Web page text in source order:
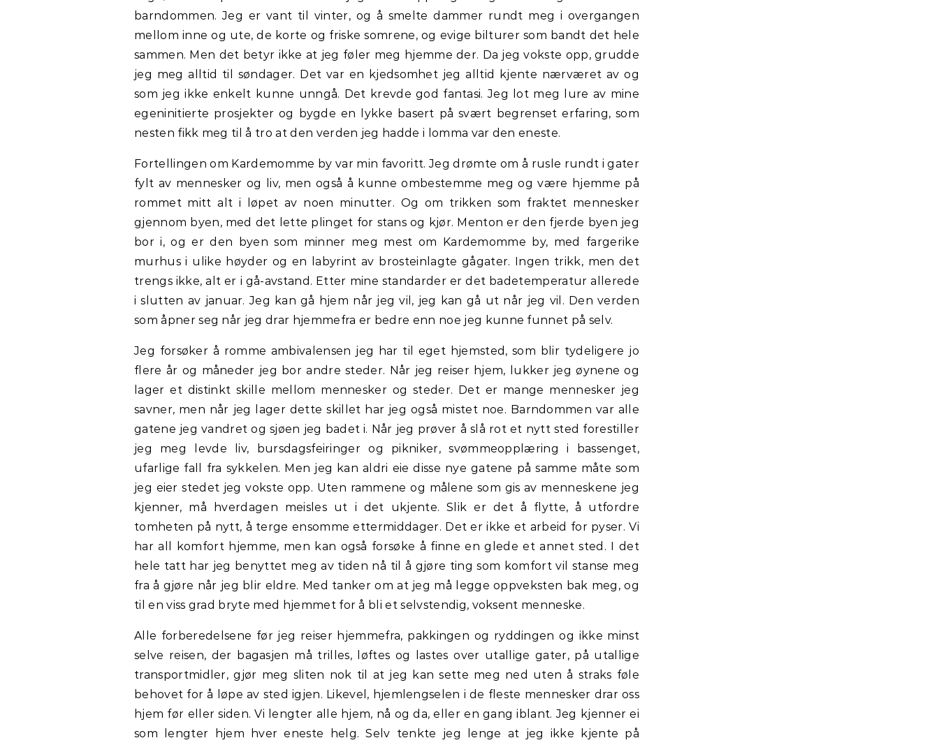
barndommen. Jeg er vant til vinter, og å smelte dammer rundt meg i overgangen
mellom inne og ute, de korte og friske somrene, og evige bilturer som bandt det hele
sammen. Men det betyr ikke at jeg føler meg hjemme der. Da jeg vokste opp, grudde
jeg meg alltid til søndager. Det var en kjedsomhet jeg alltid kjente nærværet av og
som jeg ikke enkelt kunne unngå. Det krevde god fantasi. Jeg lot meg lure av mine
egeninitierte prosjekter og bygde en lykke basert på svært begrenset erfaring, som
nesten fikk meg til å tro at den verden jeg hadde i lomma var den eneste.
Fortellingen om Kardemomme by var min favoritt. Jeg drømte om å rusle rundt i gater
fylt av mennesker og liv, men også å kunne ombestemme meg og være hjemme på
rommet mitt alt i løpet av noen minutter. Og om trikken som fraktet mennesker
gjennom byen, med det lette plinget for stans og kjør. Menton er den fjerde byen jeg
bor i, og er den byen som minner meg mest om Kardemomme by, med fargerike
murhus i ulike høyder og en labyrint av brosteinlagte gågater. Ingen trikk, men det
trengs ikke, alt er i gå-avstand. Etter mine standarder er det badetemperatur allerede
i slutten av januar. Jeg kan gå hjem når jeg vil, jeg kan gå ut når jeg vil. Den verden
som åpner seg når jeg drar hjemmefra er bedre enn noe jeg kunne funnet på selv.
Jeg forsøker å romme ambivalensen jeg har til eget hjemsted, som blir tydeligere jo
flere år og måneder jeg bor andre steder. Når jeg reiser hjem, lukker jeg øynene og
lager et distinkt skille mellom mennesker og steder. Det er mange mennesker jeg
savner, men når jeg lager dette skillet har jeg også mistet noe. Barndommen var alle
gatene jeg vandret og sjøen jeg badet i. Når jeg prøver å slå rot et nytt sted forestiller
jeg meg levde liv, bursdagsfeiringer og pikniker, svømmeopplæring i bassenget,
ufarlige fall fra sykkelen. Men jeg kan aldri eie disse nye gatene på samme måte som
jeg eier stedet jeg vokste opp. Uten rammene og målene som gis av menneskene jeg
kjenner, må hverdagen meisles ut i det ukjente. Slik er det å flytte, å utfordre
tomheten på nytt, å terge ensomme ettermiddager. Det er ikke et arbeid for pyser. Vi
har all komfort hjemme, men kan også forsøke å finne en glede et annet sted. I det
hele tatt har jeg benyttet meg av tiden nå til å gjøre ting som komfort vil stanse meg
fra å gjøre når jeg blir eldre. Med tanker om at jeg må legge oppveksten bak meg, og
til en viss grad bryte med hjemmet for å bli et selvstendig, voksent menneske.
Alle forberedelsene før jeg reiser hjemmefra, pakkingen og ryddingen og ikke minst
selve reisen, der bagasjen må trilles, løftes og lastes over utallige gater, på utallige
transportmidler, gjør meg sliten nok til at jeg kan sette meg ned uten å straks føle
behovet for å løpe av sted igjen. Likevel, hjemlengselen i de fleste mennesker drar oss
hjem før eller siden. Vi lengter alle hjem, nå og da, eller en gang iblant. Jeg kjenner ei
som lengter hjem hver eneste helg. Selv tenkte jeg lenge at jeg ikke kjente på